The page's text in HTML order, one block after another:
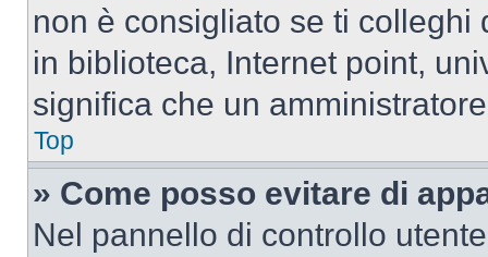
non è consigliato se ti
in biblioteca, Internet point,
significa che un
Top
» Come posso evitare di
Nel pannello di controllo